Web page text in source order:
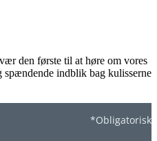
den første til at høre om vores
indblik bag kulisserne
*Obligatorisk